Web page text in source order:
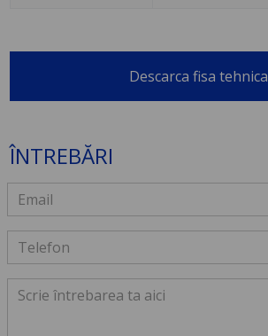
Descarca fisa tehnica
ÎNTREBĂRI